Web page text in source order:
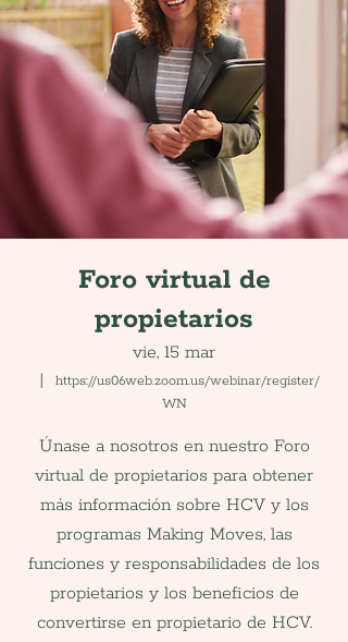
Foro virtual de
propietarios
vie, 15 mar
  |
https://us06web.zoom.us/webinar/register/
WN
Únase a nosotros en nuestro Foro
virtual de propietarios para obtener
más información sobre HCV y los
programas Making Moves, las
funciones y responsabilidades de los
propietarios y los beneficios de
convertirse en propietario de HCV.